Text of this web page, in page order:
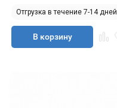
Отгрузка в течение 7-14 дней
В корзину